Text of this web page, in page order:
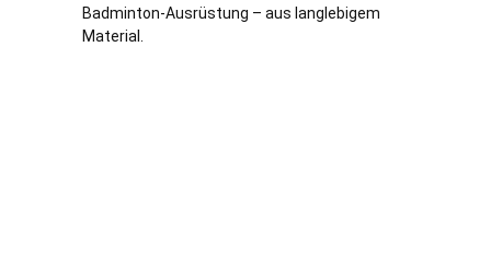
Badminton-Ausrüstung – aus langlebigem
Material.